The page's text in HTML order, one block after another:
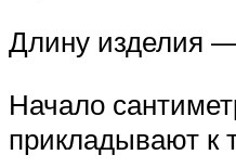
Длину изделия
Начало
прикладывают к